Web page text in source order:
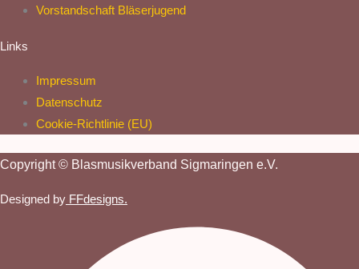
Vorstandschaft Bläserjugend
Links
Impressum
Datenschutz
Cookie-Richtlinie (EU)
Copyright © Blasmusikverband Sigmaringen e.V.
Designed by FFdesigns.